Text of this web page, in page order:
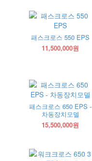
패스크로스 550 EPS
11,500,000원
패스크로스 650 EPS -
차동장치모델
15,500,000원